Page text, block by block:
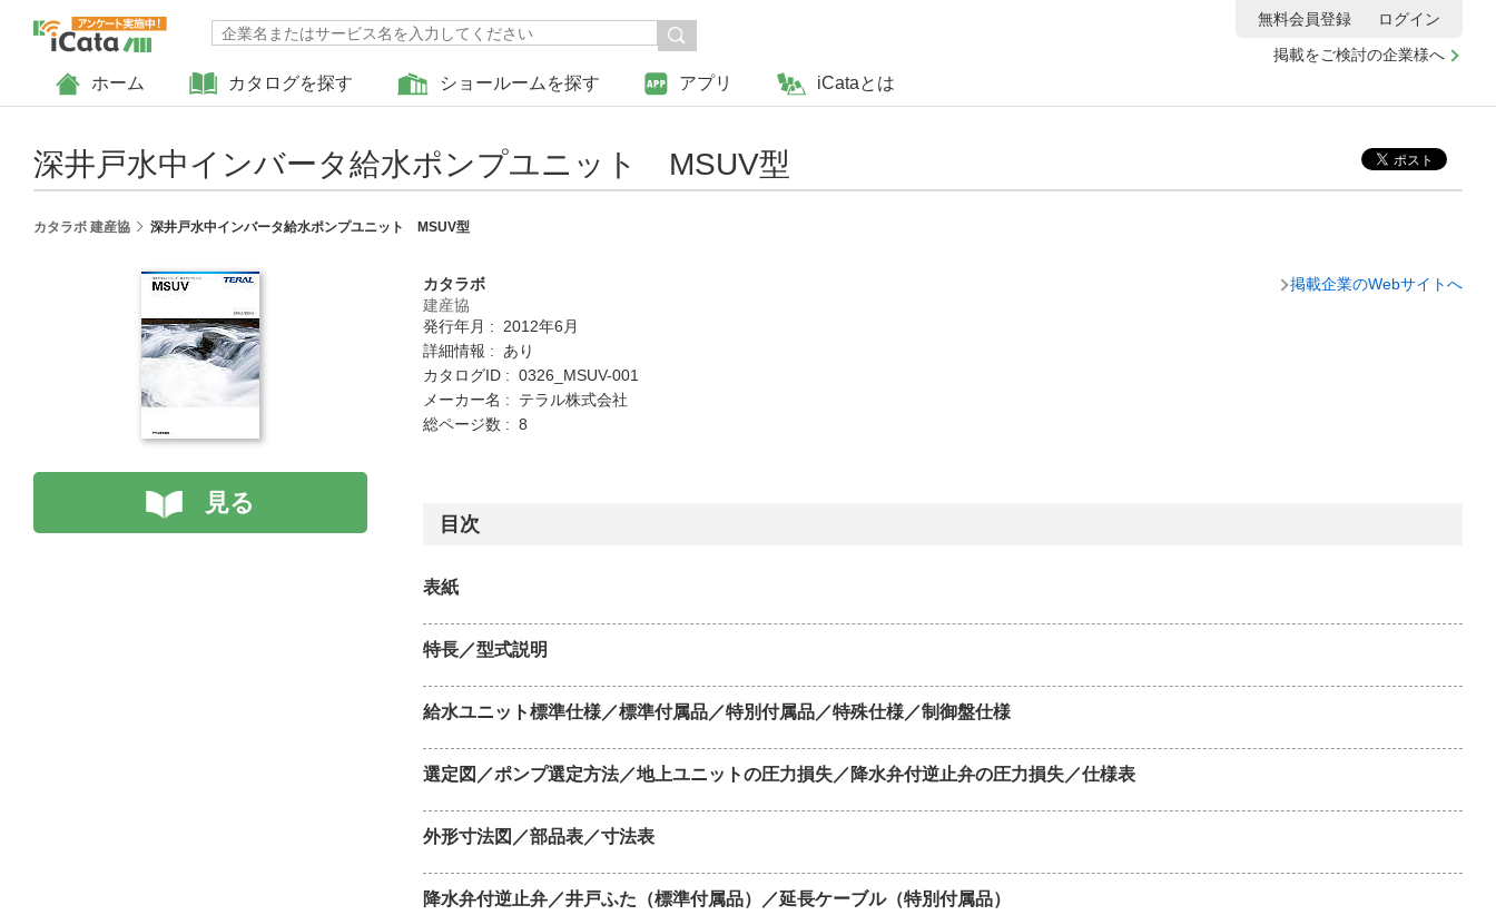
ホーム カタログを探す ショールームを探す アプリ iCataとは
掲載をご検討の企業様へ
無料会員登録 ログイン
深井戸水中インバータ給水ポンプユニット MSUV型
カタラボ 建産協 深井戸水中インバータ給水ポンプユニット MSUV型
見る
カタラボ
建産協
発行年月 : 2012年6月
詳細情報 : あり
カタログID : 0326_MSUV-001
メーカー名 : テラル株式会社
総ページ数 : 8
掲載企業のWebサイトへ
目次
表紙
特長／型式説明
給水ユニット標準仕様／標準付属品／特別付属品／特殊仕様／制御盤仕様
選定図／ポンプ選定方法／地上ユニットの圧力損失／降水弁付逆止弁の圧力損失／仕様表
外形寸法図／部品表／寸法表
降水弁付逆止弁／井戸ふた（標準付属品）／延長ケーブル（特別付属品）